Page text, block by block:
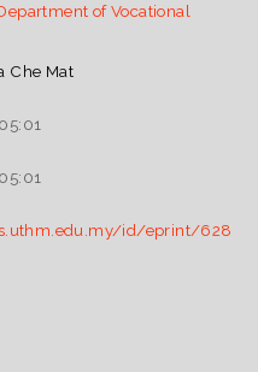
of Vocational
Che Mat
id/eprint/628